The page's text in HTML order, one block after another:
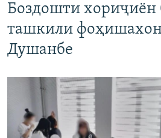
Боздошти хориҷиён
ташкили
Душанбе